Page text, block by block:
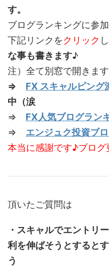
す。
ブログランキングに参
下記リンクをクリック
な事も書きます♪
注）全て別窓で開きます
⇒ FX スキャルピング
中（涙
⇒ FX人気ブログラン
⇒ エンジュク投資ブ
本当に感謝です♪ブログ
頂いたご質問は
・スキャルでエントリ
利を伸ばそうとすると
う